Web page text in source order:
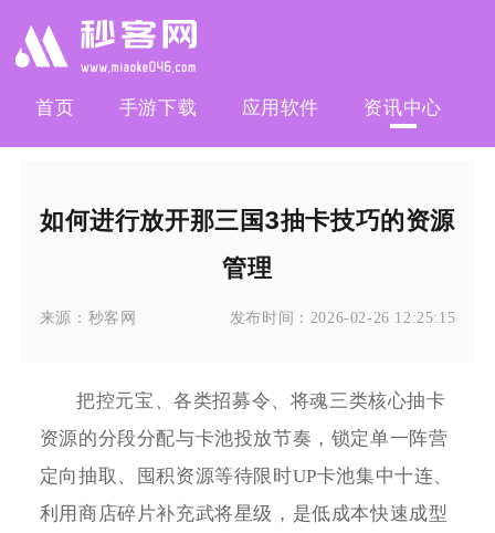
首页 手游下载 应用软件 资讯中心
如何进行放开那三国3抽卡技巧的资源
管理
来源： 秒客网 发布时间： 2026-02-26 12:25:15
把控元宝、各类招募令、将魂三类核心抽卡
资源的分段分配与卡池投放节奏，锁定单一阵营
定向抽取、囤积资源等待限时UP卡池集中十连、
利用商店碎片补充武将星级，是低成本快速成型